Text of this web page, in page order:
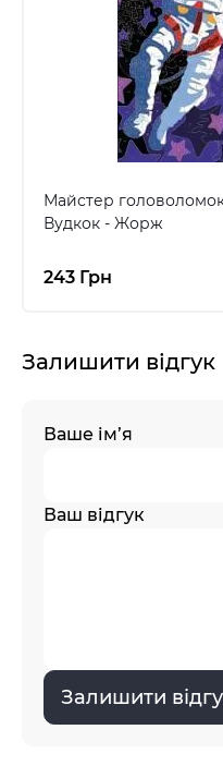
Майстер
Вудкок - Жорж
243 Грн
Залишити відгук
Ваше ім’я
Ваш відгук
Залишити